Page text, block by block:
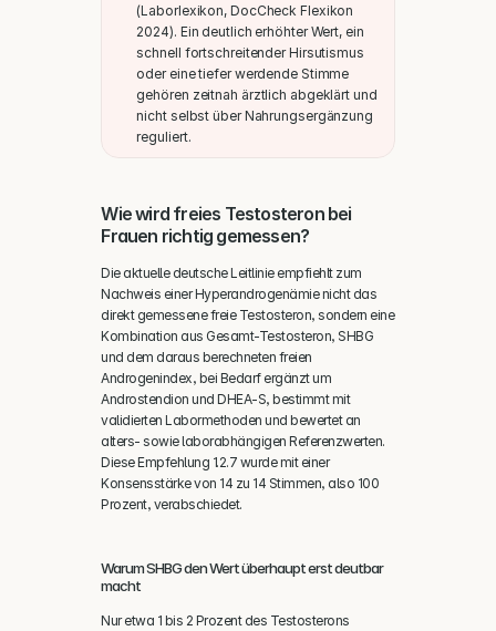
(Laborlexikon, DocCheck Flexikon
2024). Ein deutlich erhöhter Wert, ein
schnell fortschreitender Hirsutismus
oder eine tiefer werdende Stimme
gehören zeitnah ärztlich abgeklärt und
nicht selbst über Nahrungsergänzung
reguliert.
Wie wird freies Testosteron bei
Frauen richtig gemessen?
Die aktuelle deutsche Leitlinie empfiehlt zum
Nachweis einer Hyperandrogenämie nicht das
direkt gemessene freie Testosteron, sondern eine
Kombination aus Gesamt-Testosteron, SHBG
und dem daraus berechneten freien
Androgenindex, bei Bedarf ergänzt um
Androstendion und DHEA-S, bestimmt mit
validierten Labormethoden und bewertet an
alters- sowie laborabhängigen Referenzwerten.
Diese Empfehlung 1.2.7 wurde mit einer
Konsensstärke von 14 zu 14 Stimmen, also 100
Prozent, verabschiedet.
Warum SHBG den Wert überhaupt erst deutbar
macht
Nur etwa 1 bis 2 Prozent des Testosterons